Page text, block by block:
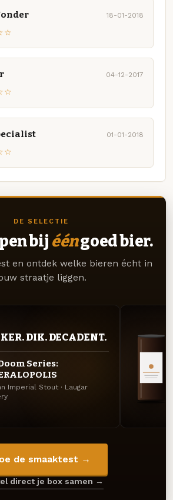
18-01-2018
04-12-2017
01-01-2018
DE SELECTIE
bij ééngoed bier.
en ontdek welke bieren écht in
straatje liggen.
DIK. DECADENT.
Series:
Imperial Stout · Laugar
de smaaktest →
direct je box samen →